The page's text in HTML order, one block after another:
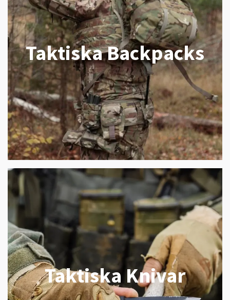
Taktiska Backpacks
Taktiska Knivar